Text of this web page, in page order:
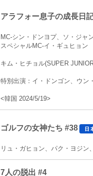
アラフォー息子の成長日
MC-シン・ドンヨプ、ソ・ジャ
スペシャルMC-イ・ギュヒョン
キム・ヒチョル(SUPER
特別出演：イ・ドンゴン、ウン
<韓国 2024/5/19>
ゴルフの女神たち #38
リュ・ガヒョン、パク・ヨジン
7人の脱出 #4